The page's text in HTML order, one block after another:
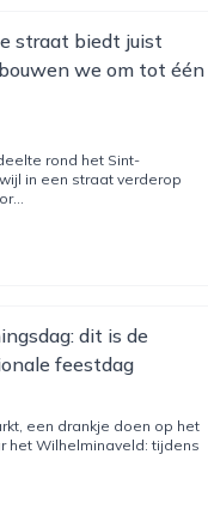
straat biedt juist
we om tot één
rond het Sint-
in een straat verderop
dit is de
feestdag
een drankje doen op het
het Wilhelminaveld: tijdens